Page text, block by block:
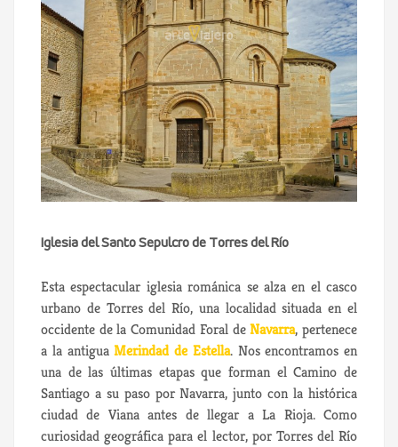
Iglesia del Santo Sepulcro de Torres del Río
Esta espectacular iglesia románica se alza en el casco
urbano de Torres del Río, una localidad situada en el
occidente de la Comunidad Foral deNavarra, pertenece
a la antiguaMerindad de Estella. Nos encontramos en
una de las últimas etapas que forman el Camino de
Santiago a su paso por Navarra, junto con la histórica
ciudad de Viana antes de llegar a La Rioja. Como
curiosidad geográfica para el lector, por Torres del Río